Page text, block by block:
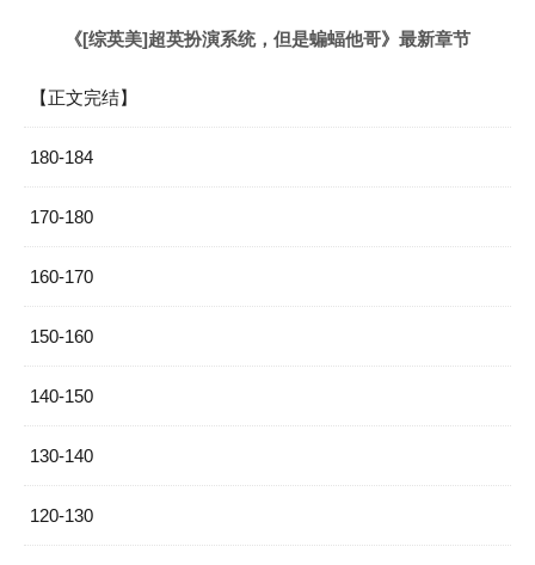
《[综英美]超英扮演系统，但是蝙蝠他哥》最新章节
【正文完结】
180-184
170-180
160-170
150-160
140-150
130-140
120-130